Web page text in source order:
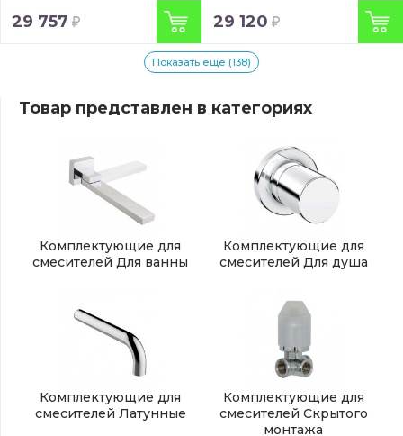
29 757 29 120
Показать еще (138)
Товар представлен в категориях
Комплектующие для
смесителей Для ванны
Комплектующие для
смесителей Для душа
Комплектующие для
смесителей Латунные
Комплектующие для
смесителей Скрытого
монтажа